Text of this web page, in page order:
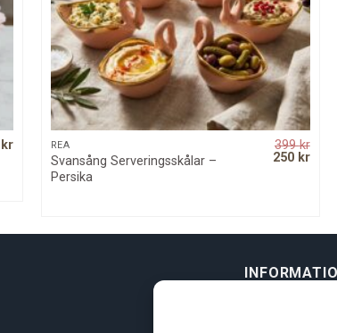
kr REA
Svansång Serveringsskålar –
Persika
399kr
Original
250 kr